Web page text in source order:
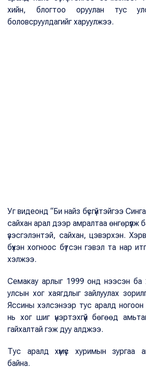
хийн, блогтоо оруулан тус
боловсруулдагийг харуулжээ.
Уг видеонд “Би найз бүсгүйтэйгээ
сайхан арал дээр амралтаа
үзэсгэлэнтэй, сайхан, цэвэрхэн.
бүхэн хогноос бүтсэн гэвэл та нар
хэлжээ.
Семакау арлыг 1999 онд нээсэн ба
улсын хог хаягдлыг зайлуулах
Яссины хэлсэнээр тус аралд ногоон
нь хог шиг үнэртэхгүй бөгөөд
гайхалтай гэж дуу алджээ.
Тус аралд хүмүүс хуримын зургаа
байна.